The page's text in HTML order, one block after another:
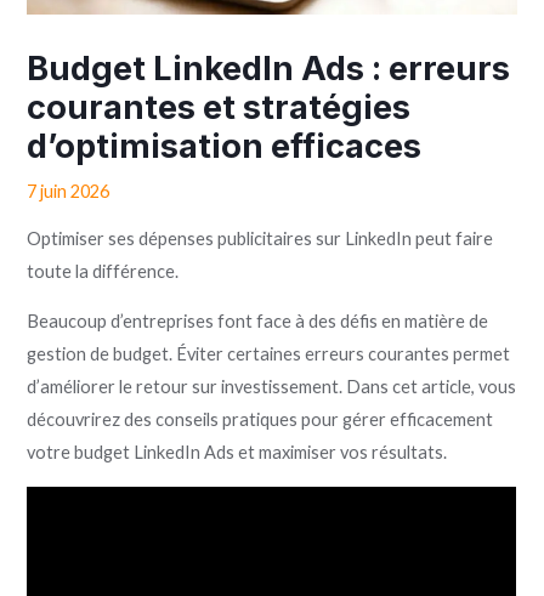
Budget LinkedIn Ads : erreurs
courantes et stratégies
d’optimisation efficaces
7 juin 2026
Optimiser ses dépenses publicitaires sur LinkedIn peut faire
toute la différence.
Beaucoup d’entreprises font face à des défis en matière de
gestion de budget. Éviter certaines erreurs courantes permet
d’améliorer le retour sur investissement. Dans cet article, vous
découvrirez des conseils pratiques pour gérer efficacement
votre budget LinkedIn Ads et maximiser vos résultats.